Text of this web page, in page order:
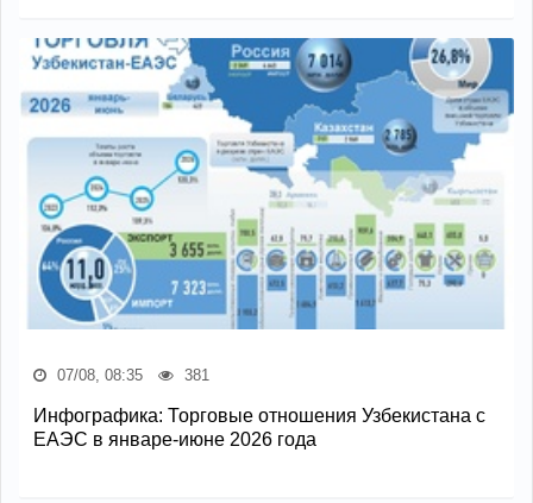
07/08, 08:35 381
Инфографика: Торговые отношения Узбекистана с
ЕАЭС в январе-июне 2026 года